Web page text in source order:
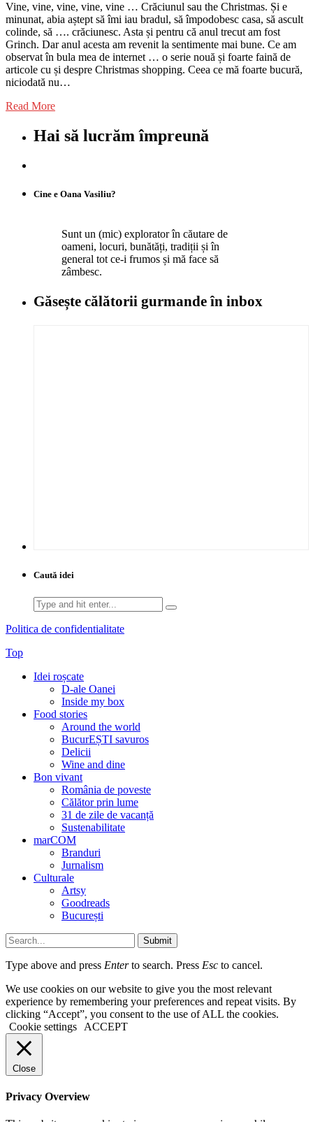
Vine, vine, vine, vine, vine … Crăciunul sau the Christmas. Și e
minunat, abia aștept să îmi iau bradul, să împodobesc casa, să ascult
colinde, să …. crăciunesc. Asta și pentru că anul trecut am fost
Grinch. Dar anul acesta am revenit la sentimente mai bune. Ce am
observat în bula mea de internet … o serie nouă și foarte faină de
articole cu și despre Christmas shopping. Ceea ce mă foarte bucură,
niciodată nu…
Read More
Hai să lucrăm împreună
Cine e Oana Vasiliu?
Sunt un (mic) explorator în căutare de
oameni, locuri, bunătăți, tradiții și în
general tot ce-i frumos și mă face să
zâmbesc.
Găsește călătorii gurmandeîn inbox
Caută idei
Search
for:
Politica de confidentialitate
Top
Idei roșcate
D-ale Oanei
Inside my box
Food stories
Around the world
BucurEȘTI savuros
Delicii
Wine and dine
Bon vivant
România de poveste
Călător prin lume
31 de zile de vacanță
Sustenabilitate
marCOM
Branduri
Jurnalism
Culturale
Artsy
Goodreads
București
Submit
Type above and press Enterto search. Press Esc to cancel.
We use cookies on our website to give you the most relevant
experience by remembering your preferences and repeat visits. By
clicking “Accept”, you consent to the use of ALL the cookies.
Cookie settings
ACCEPT
Close
Privacy Overview